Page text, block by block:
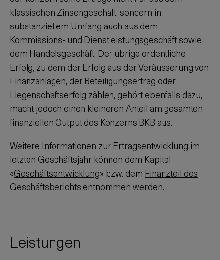
klassischen Zinsengeschäft, sondern in
substanziellem Umfang auch aus dem
Kommissions- und Dienstleistungsgeschäft sowie
dem Handelsgeschäft. Der übrige ordentliche
Erfolg, zu dem der Erfolg aus der Veräusserung von
Finanzanlagen, der Beteiligungsertrag oder
Liegenschaftserfolg zählen, gehört ebenfalls dazu,
macht jedoch einen kleineren Anteil am gesamten
finanziellen Output des Konzerns BKB aus.
Weitere Informationen zur Ertragsentwicklung im
letzten Geschäftsjahr können dem Kapitel
«Geschäftsentwicklung» bzw. dem Finanzteil des
Geschäftsberichts entnommen werden.
Leistungen